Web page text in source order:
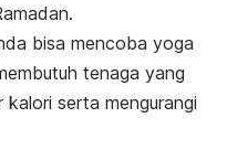
bisa mencoba yoga
tenaga yang
kalori serta mengurangi